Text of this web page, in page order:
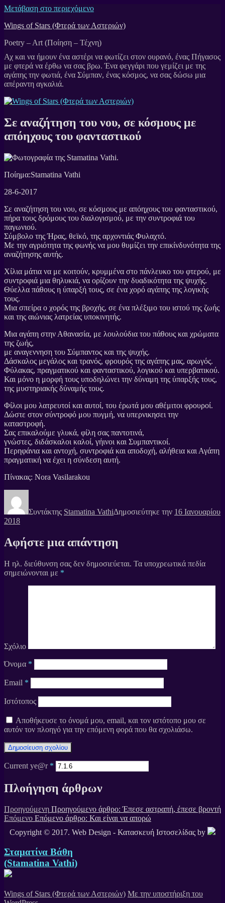
Μετάβαση στο περιεχόμενο
Wings of Stars (Φτερά των Αστεριών)
Poetry – Art (Ποίηση – Τέχνη)
Σε αναζήτηση του νου, σε κόσμους με
απόηχους του φανταστικού
Ποίημα:Stamatina Vathi
28-6-2017
Σε αναζήτηση του νου, σε κόσμους με απόηχους του φανταστικού,
πήρα τους δρόμους του διαλογισμού, με την συντροφιά του
παγωνιού.
Σύμβολο της Ήρας, θεϊκό, της αρχοντιάς Φυλαχτό.
Με την αγριότητα της φωνής να μου θυμίζει την επικίνδυνότητα της
αναζήτησης αυτής.
Χίλια μάτια να με κοιτούν, κρυμμένα στο πάνλευκο του φτερού, με
συντροφιά μια θηλυκιά, να ορίζουν την δυαδικότητα της ψυχής.
Θύελλα πάθους η ύπαρξή τους, σε ένα χορό αγάπης της λογικής
τους.
Μια σπείρα ο χορός της βροχής, σε ένα πλέξιμο του ιστού της ζωής
και της αιώνιας λατρείας υποκινητής.
Μια αγάπη στην Αθανασία, με λουλούδια του πάθους και χρώματα
της ζωής,
με αναγεννηση του Σύμπαντος και της ψυχής.
Δάσκαλος μεγάλος και τρανός, φρουρός της αγάπης μας, αρωγός.
Φύλακας, πραγματικού και φανταστικού, λογικού και υπερβατικού.
Και μόνο η μορφή τους υποδηλώνει την δύναμη της ύπαρξής τους,
της μυστηριακής δύναμής τους.
Φίλοι μου λατρευτοί και αυτοί, του έρωτά μου αθέμιτοι φρουροί.
Δώστε στον σύντροφό μου πυγμή, να υπερνικησει την
καταστροφή.
Σας επικαλούμε γλυκά, φίλη σας παντοτινά,
γνώστες, διδάσκαλοι καλοί, γήινοι και Συμπαντικοί.
Περηφάνια και αντοχή, συντροφιά και αποδοχή, αλήθεια και Αγάπη
πραγματική να έχει η σύνδεση αυτή.
Πίνακας: Nora Vasilarakou
Συντάκτης Stamatina VathiΔημοσιεύτηκε την 16 Ιανουαρίου
2018
Αφήστε μια απάντηση
Η ηλ. διεύθυνση σας δεν δημοσιεύεται. Τα υποχρεωτικά πεδία
σημειώνονται με *
Σχόλιο
Όνομα *
Email *
Ιστότοπος
Αποθήκευσε το όνομά μου, email, και τον ιστότοπο μου σε
αυτόν τον πλοηγό για την επόμενη φορά που θα σχολιάσω.
Current ye@r *
Πλοήγηση άρθρων
Προηγούμενη Προηγούμενο άρθρο: Έπεσε αστραπή, έπεσε βροντή
Επόμενο Επόμενο άρθρο: Και είναι να απορώ
Copyright © 2017. Web Design - Κατασκευή Ιστοσελίδας by
Σταματίνα Βάθη
(Stamatina Vathi)
Wings of Stars (Φτερά των Αστεριών) Με την υποστήριξη του